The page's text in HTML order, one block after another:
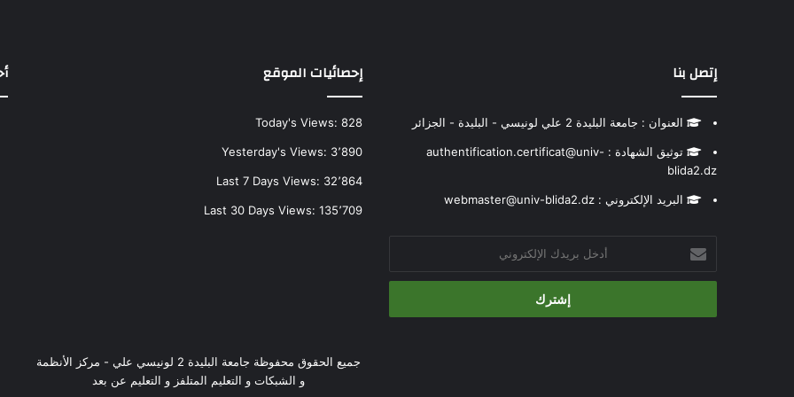
إتصل بنا
العنوان : جامعة البليدة 2 علي لونيسي - البليدة - الجزائر
توثيق الشهادة : authentification.certificat@univ-
blida2.dz
البريد الإلكتروني : webmaster@univ-blida2.dz
بريدك
الإلكتروني
إحصائيات الموقع
Today's Views:828
Yesterday's Views: 3٬890
Last 7 Days Views: 32٬864
Last 30 Days Views:135٬709
جميع الحقوق محفوظة جامعة البليدة 2 لونيسي علي - مركز الأنظمة
و الشبكات و التعليم المتلفز و التعليم عن بعد